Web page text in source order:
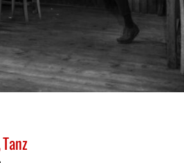
Tanz